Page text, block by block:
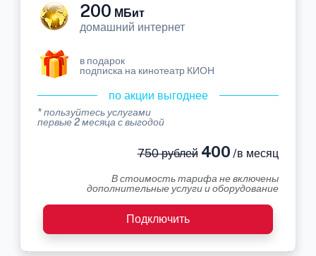
200 МБит
домашний интернет
в подарок
подписка на кинотеатр КИОН
по акции выгоднее
* пользуйтесь услугами
первые 2 месяца с выгодой
750 рублей400 /в месяц
В стоимость тарифа не включены
дополнительные услуги и оборудование
Подключить